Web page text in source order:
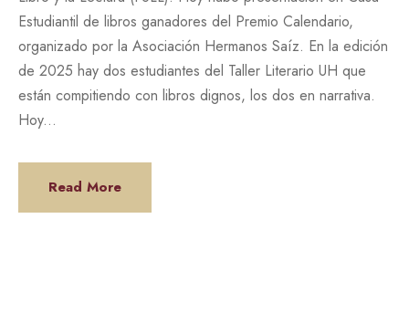
Estudiantil de libros ganadores del Premio Calendario,
organizado por la Asociación Hermanos Saíz. En la edición
de 2025 hay dos estudiantes del Taller Literario UH que
están compitiendo con libros dignos, los dos en narrativa.
Hoy...
Read More